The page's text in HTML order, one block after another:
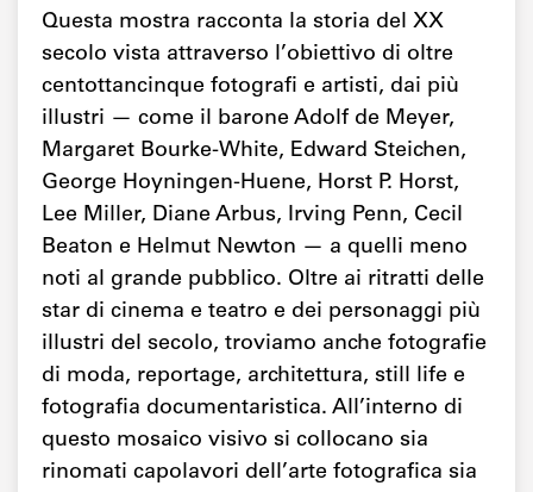
Questa mostra racconta la storia del XX
secolo vista attraverso l’obiettivo di oltre
centottancinque fotografi e artisti, dai più
illustri — come il barone Adolf de Meyer,
Margaret Bourke-White, Edward Steichen,
George Hoyningen-Huene, Horst P. Horst,
Lee Miller, Diane Arbus, Irving Penn, Cecil
Beaton e Helmut Newton — a quelli meno
noti al grande pubblico. Oltre ai ritratti delle
star di cinema e teatro e dei personaggi più
illustri del secolo, troviamo anche fotografie
di moda, reportage, architettura, still life e
fotografia documentaristica. All’interno di
questo mosaico visivo si collocano sia
rinomati capolavori dell’arte fotografica sia